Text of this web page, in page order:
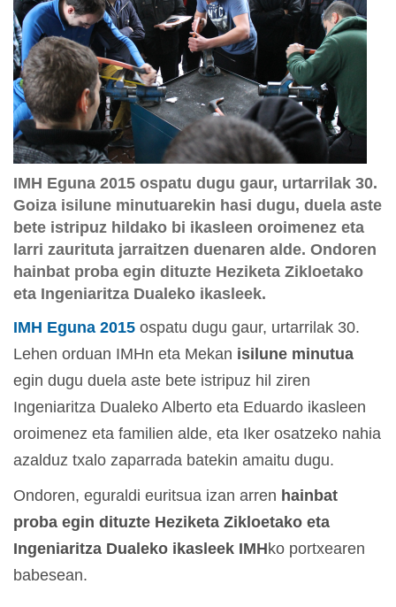
IMH Eguna 2015 ospatu dugu gaur, urtarrilak 30.
Goiza isilune minutuarekin hasi dugu, duela aste
bete istripuz hildako bi ikasleen oroimenez eta
larri zaurituta jarraitzen duenaren alde. Ondoren
hainbat proba egin dituzte Heziketa Zikloetako
eta Ingeniaritza Dualeko ikasleek.
IMH Eguna 2015 ospatu dugu gaur, urtarrilak 30.
Lehen orduan IMHn eta Mekan isilune minutua
egin dugu duela aste bete istripuz hil ziren
Ingeniaritza Dualeko Alberto eta Eduardo ikasleen
oroimenez eta familien alde, eta Iker osatzeko nahia
azalduz txalo zaparrada batekin amaitu dugu.
Ondoren, eguraldi euritsua izan arren hainbat
proba egin dituzte Heziketa Zikloetako eta
Ingeniaritza Dualeko ikasleek IMHko portxearen
babesean.